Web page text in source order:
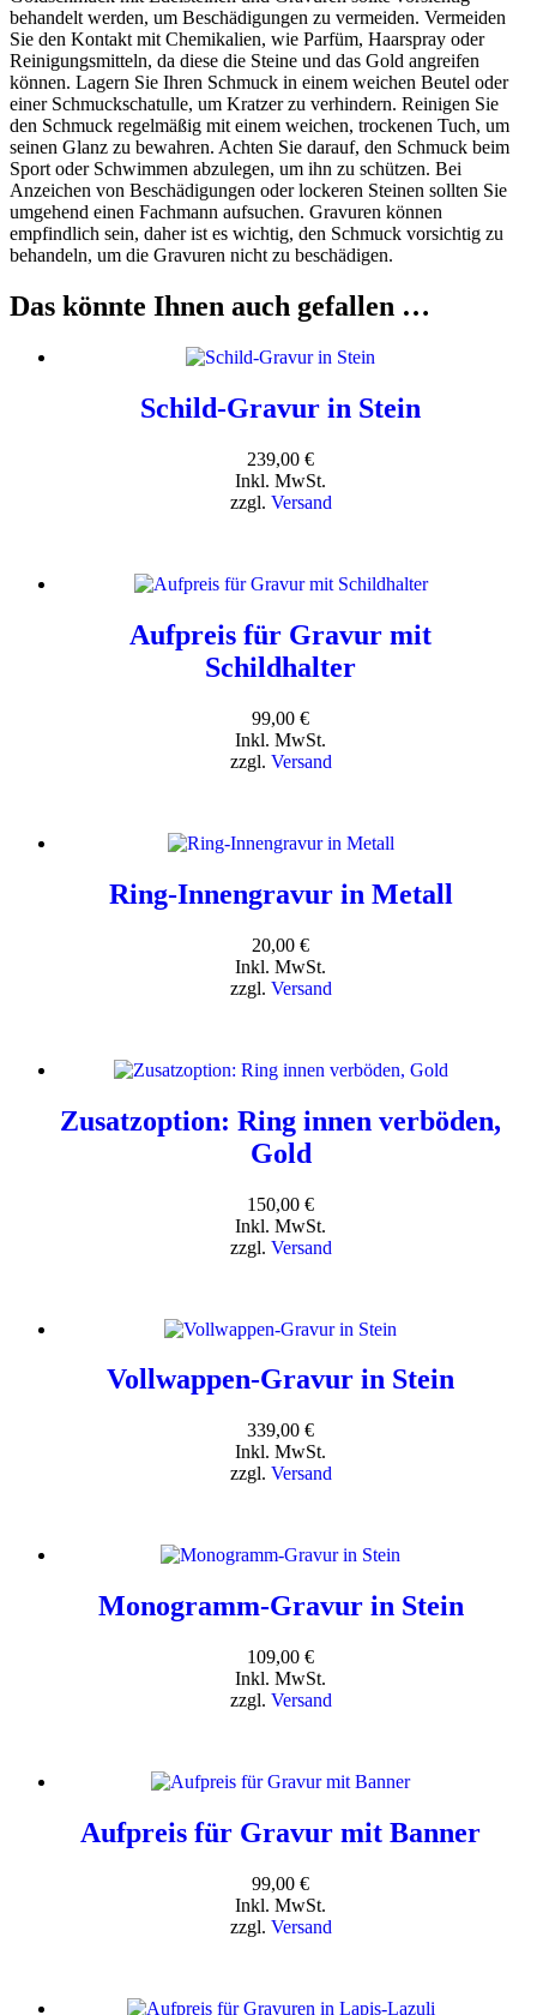
behandelt werden, um Beschädigungen zu vermeiden. Vermeiden
Sie den Kontakt mit Chemikalien, wie Parfüm, Haarspray oder
Reinigungsmitteln, da diese die Steine und das Gold angreifen
können. Lagern Sie Ihren Schmuck in einem weichen Beutel oder
einer Schmuckschatulle, um Kratzer zu verhindern. Reinigen Sie
den Schmuck regelmäßig mit einem weichen, trockenen Tuch, um
seinen Glanz zu bewahren. Achten Sie darauf, den Schmuck beim
Sport oder Schwimmen abzulegen, um ihn zu schützen. Bei
Anzeichen von Beschädigungen oder lockeren Steinen sollten Sie
umgehend einen Fachmann aufsuchen. Gravuren können
empfindlich sein, daher ist es wichtig, den Schmuck vorsichtig zu
behandeln, um die Gravuren nicht zu beschädigen.
Das könnte Ihnen auch gefallen …
Schild-Gravur in Stein
239,00 €
Inkl. MwSt.
zzgl. Versand
Aufpreis für Gravur mit
Schildhalter
99,00 €
Inkl. MwSt.
zzgl. Versand
Ring-Innengravur in Metall
20,00 €
Inkl. MwSt.
zzgl. Versand
Zusatzoption: Ring innen verböden,
Gold
150,00 €
Inkl. MwSt.
zzgl. Versand
Vollwappen-Gravur in Stein
339,00 €
Inkl. MwSt.
zzgl. Versand
Monogramm-Gravur in Stein
109,00 €
Inkl. MwSt.
zzgl. Versand
Aufpreis für Gravur mit Banner
99,00 €
Inkl. MwSt.
zzgl. Versand